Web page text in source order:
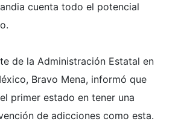
cuenta todo el potencial
de la Administración Estatal en
Bravo Mena, informó que
primer estado en tener una
de adicciones como esta.